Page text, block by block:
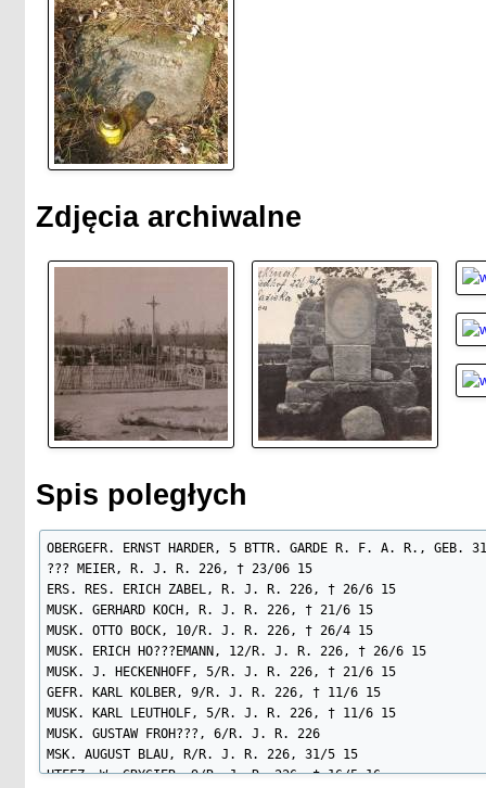
Zdjęcia archiwalne
Spis poległych
OBERGEFR. ERNST HARDER, 5 BTTR. GARDE R. F. A. R., GEB.
??? MEIER, R. J. R. 226, † 23/06 15
ERS. RES. ERICH ZABEL, R. J. R. 226, † 26/6 15
MUSK. GERHARD KOCH, R. J. R. 226, † 21/6 15
MUSK. OTTO BOCK, 10/R. J. R. 226, † 26/4 15
MUSK. ERICH HO???EMANN, 12/R. J. R. 226, † 26/6 15
MUSK. J. HECKENHOFF, 5/R. J. R. 226, † 21/6 15
GEFR. KARL KOLBER, 9/R. J. R. 226, † 11/6 15
MUSK. KARL LEUTHOLF, 5/R. J. R. 226, † 11/6 15
MUSK. GUSTAW FROH???, 6/R. J. R. 226
MSK. AUGUST BLAU, R/R. J. R. 226, 31/5 15
UTFFZ. W. GRYGIER, 9/R. J. R. 226, † 16/5 16